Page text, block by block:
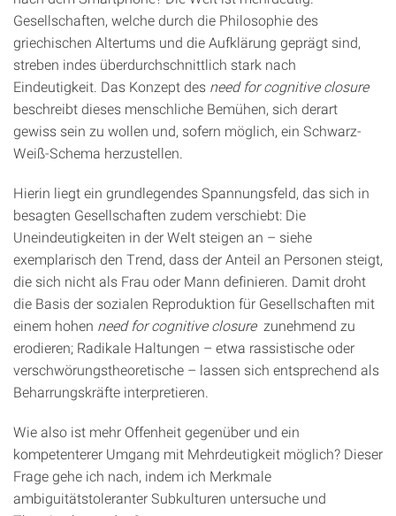
Gesellschaften, welche durch die Philosophie des
griechischen Altertums und die Aufklärung geprägt sind,
streben indes überdurchschnittlich stark nach
Eindeutigkeit. Das Konzept des need for cognitive closure
beschreibt dieses menschliche Bemühen, sich derart
gewiss sein zu wollen und, sofern möglich, ein Schwarz-
Weiß-Schema herzustellen.
Hierin liegt ein grundlegendes Spannungsfeld, das sich in
besagten Gesellschaften zudem verschiebt: Die
Uneindeutigkeiten in der Welt steigen an – siehe
exemplarisch den Trend, dass der Anteil an Personen steigt,
die sich nicht als Frau oder Mann definieren. Damit droht
die Basis der sozialen Reproduktion für Gesellschaften mit
einem hohen need for cognitive closurezunehmend zu
erodieren; Radikale Haltungen – etwa rassistische oder
verschwörungstheoretische – lassen sich entsprechend als
Beharrungskräfte interpretieren.
Wie also ist mehr Offenheit gegenüber und ein
kompetenterer Umgang mit Mehrdeutigkeit möglich? Dieser
Frage gehe ich nach, indem ich Merkmale
ambiguitätstoleranter Subkulturen untersuche und